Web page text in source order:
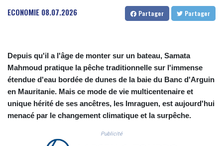
CUC 1.153523
CUP 30.568357
DKK 7.475497
DOP 67.329861
DZD 153.461287
EGP 57.417408
ERN 17.302844
ETB 186.159691
FKP 0.857346
ECONOMIE 08.07.2026 Partager Partager
Depuis qu'il a l'âge de monter sur un bateau, Samata
Mahmoud pratique la pêche traditionnelle sur l'immense
étendue d'eau bordée de dunes de la baie du Banc d'Arguin
en Mauritanie. Mais ce mode de vie multicentenaire et
unique hérité de ses ancêtres, les Imraguen, est aujourd'hui
menacé par le changement climatique et la surpêche.
Publicité